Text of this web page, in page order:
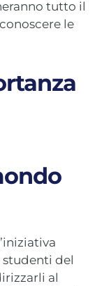
tutto il
le
del
al